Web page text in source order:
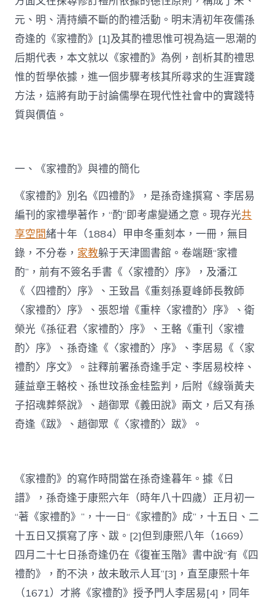
元、明、清持續不斷的酌禮活動。明末清初年夜儒孫
奇逢的《家禮酌》[1]及其酌禮思惟可視為這一思潮的
后期代表，本文就以《家禮酌》為例，剖析其酌禮思
惟的哲學依據，進一個步驟考核其所尋求的生涯實踐
方法，這將有助于討論儒學在現代性社會中的實踐特
質與價值。
一、《家禮酌》與禮的簡化
《家禮酌》別名《四禮酌》，是孫奇逢撰寫、李居易
編刊的家禮學著作，“酌”即考慮變通之意。現存光共
享空間緒十年（1884）甲申冬重刻本，一冊，無目
錄，不分卷， 家教躲于天津圖書館。卷端題“家禮
酌”，前有不簽名手書《〈家禮酌〉序》，及潘江
《〈四禮酌〉序》、王致昌《重刻孫夏峰師長教師
〈家禮酌〉序》、張恕增《重梓〈家禮酌〉序》、衛
榮光《孫征君〈家禮酌〉序》、王輅《重刊〈家禮
酌〉序》、孫奇逢《〈家禮酌〉序》、李居易《〈家
禮酌〉序文》。註釋前署孫奇逢手定、李居易校梓、
蘧益章王輅校、孫世玟孫金桂監判，后附《線嶺黃夫
子招魂葬祭說》、趙御眾《義田說》兩文，后又有孫
奇逢《跋》、趙御眾《〈家禮酌〉跋》。
《家禮酌》的寫作時間當在孫奇逢暮年。據《日
譜》，孫奇逢于康熙六年（時年八十四歲）正月初一
“著《家禮酌》”，十一日“《家禮酌》成”，十五日、二
十五日又撰寫了序、跋。[2]但到康熙八年（1669）
四月二十七日孫奇逢仍在《復崔玉階》書中說“有《四
禮酌》，酌不決，故未敢示人耳”[3]，直至康熙十年
（1671）才將《家禮酌》授予門人李居易[4]，同年